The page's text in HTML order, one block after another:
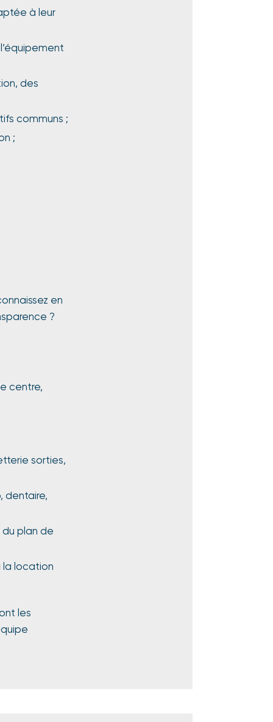
à leur
des
communs ;
;
en
?
centre,
sorties,
dentaire,
du plan de
la location
les